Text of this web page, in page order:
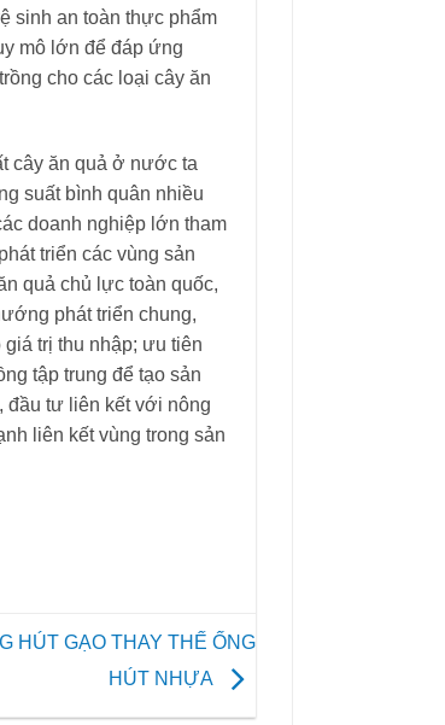
sinh an toàn thực phẩm
mô lớn để đáp ứng
cho các loại cây ăn
cây ăn quả ở nước ta
suất bình quân nhiều
doanh nghiệp lớn tham
triển các vùng sản
quả chủ lực toàn quốc,
phát triển chung,
trị thu nhập; ưu tiên
tập trung để tạo sản
đầu tư liên kết với nông
liên kết vùng trong sản
HÚT GẠO THAY THẾ ỐNG
HÚT NHỰA